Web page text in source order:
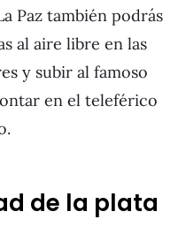
Paz también podrás
al aire libre en las
y subir al famoso
en el teleférico
de la plata